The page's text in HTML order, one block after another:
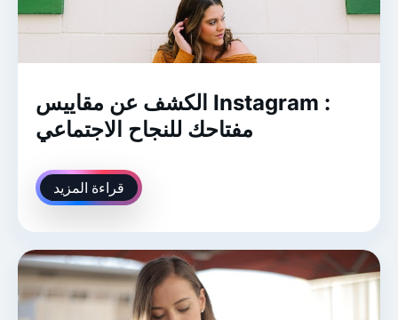
الكشف عن مقاييس Instagram :
مفتاحك للنجاح الاجتماعي
قراءة المزيد